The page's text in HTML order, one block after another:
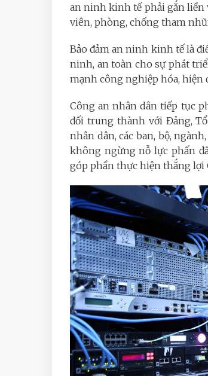
an ninh kinh tế phải gắn liền
viên, phòng, chống tham
Bảo đảm an ninh kinh tế là
ninh, an toàn cho sự phát
mạnh công nghiệp hóa, hiện
Công an nhân dân tiếp tục
đối trung thành với Đảng,
nhân dân, các ban, bộ,
không ngừng nỗ lực phấn
góp phần thực hiện thắng lợi